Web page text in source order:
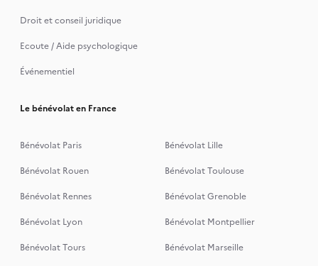
Droit et conseil juridique
Ecoute / Aide psychologique
Événementiel
Le bénévolat en France
Bénévolat Paris
Bénévolat Lille
Bénévolat Rouen
Bénévolat Toulouse
Bénévolat Rennes
Bénévolat Grenoble
Bénévolat Lyon
Bénévolat Montpellier
Bénévolat Tours
Bénévolat Marseille